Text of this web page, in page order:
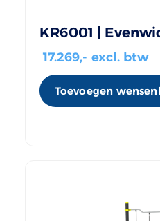
KR6001 |
17.269,- excl. btw
Toevoegen